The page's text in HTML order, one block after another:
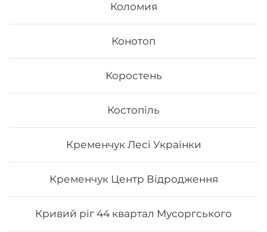
Коломия
Конотоп
Коростень
Костопіль
Кременчук Лесі Українки
Кременчук Центр Відродження
Кривий ріг 44 квартал Мусоргського
Рол «Гриль рол»
Вага:197 г Склад: Норі, рис, тунець гриль, манго, сир
203